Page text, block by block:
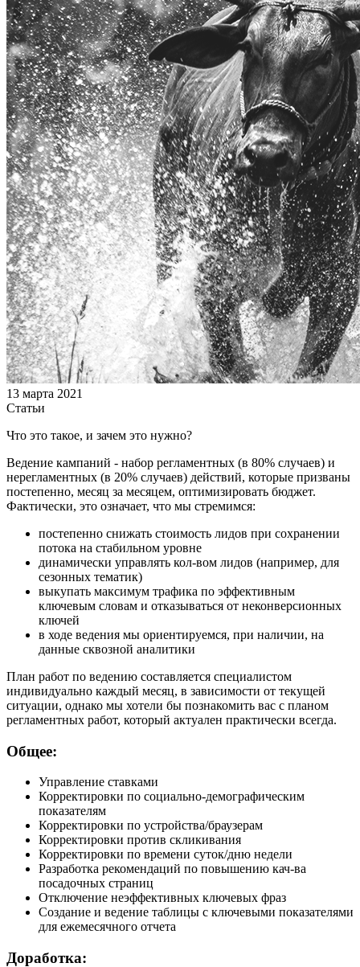
13 марта 2021
Статьи
Что это такое, и зачем это нужно?
Ведение кампаний - набор регламентных (в 80% случаев) и
нерегламентных (в 20% случаев) действий, которые призваны
постепенно, месяц за месяцем, оптимизировать бюджет.
Фактически, это означает, что мы стремимся:
постепенно снижать стоимость лидов при сохранении
потока на стабильном уровне
динамически управлять кол-вом лидов (например, для
сезонных тематик)
выкупать максимум трафика по эффективным
ключевым словам и отказываться от неконверсионных
ключей
в ходе ведения мы ориентируемся, при наличии, на
данные сквозной аналитики
План работ по ведению составляется специалистом
индивидуально каждый месяц, в зависимости от текущей
ситуации, однако мы хотели бы познакомить вас с планом
регламентных работ, который актуален практически всегда.
Общее:
Управление ставками
Корректировки по социально-демографическим
показателям
Корректировки по устройства/браузерам
Корректировки против скликивания
Корректировки по времени суток/дню недели
Разработка рекомендаций по повышению кач-ва
посадочных страниц
Отключение неэффективных ключевых фраз
Создание и ведение таблицы с ключевыми показателями
для ежемесячного отчета
Доработка: